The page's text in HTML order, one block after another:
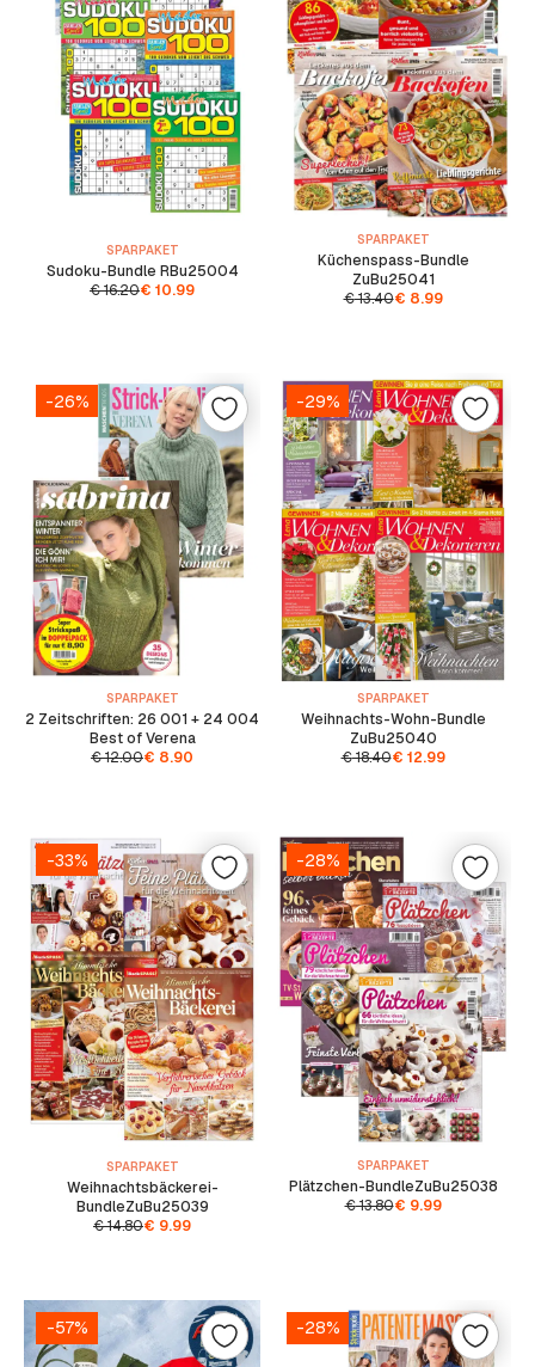
SPARPAKET
Sudoku-Bundle RBu25004
€16.20€ 10.99
SPARPAKET
Küchenspass-Bundle
ZuBu25041
€13.40€ 8.99
-26%
SPARPAKET
2 Zeitschriften: 26 001 + 24 004
Best of Verena
€12.00€ 8.90
-29%
SPARPAKET
Weihnachts-Wohn-Bundle
ZuBu25040
€18.40€ 12.99
-33%
SPARPAKET
Weihnachtsbäckerei-
BundleZuBu25039
€14.80€ 9.99
-28%
SPARPAKET
Plätzchen-BundleZuBu25038
€13.80€ 9.99
-57% -28%